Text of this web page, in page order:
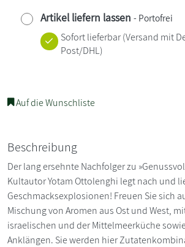
Artikel liefern lassen - Portofrei
Sofort lieferbar(Versand mit
Post/DHL)
Auf die Wunschliste
Beschreibung
Der lang ersehnte Nachfolger zu
Kultautor Yotam Ottolenghi legt nach und
Geschmacksexplosionen! Freuen Sie sich
Mischung von Aromen aus Ost und West,
israelischen und der Mittelmeerküche
Anklängen. Sie werden hier